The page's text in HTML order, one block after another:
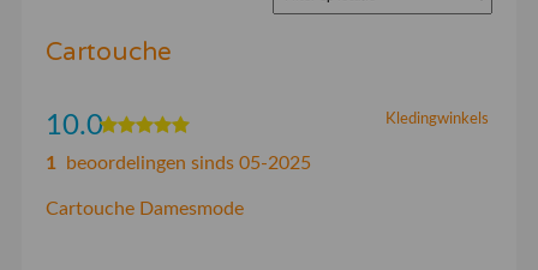
Inloggen
Cartouche
Kledingwinkels
10.0
1 beoordelingen sinds 05-2025
Cartouche Damesmode